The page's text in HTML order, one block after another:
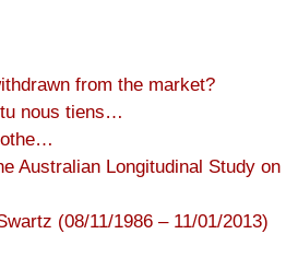
from the market?
nous tiens…
Australian Longitudinal Study on
(08/11/1986 – 11/01/2013)